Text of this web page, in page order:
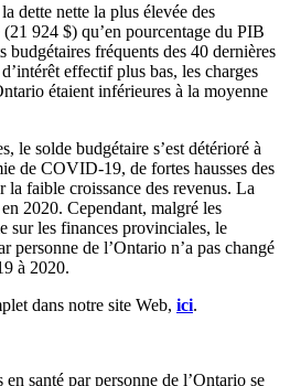
dette nette la plus élevée des
924 $) qu’en pourcentage du PIB
budgétaires fréquents des 40 dernières
effectif plus bas, les charges
étaient inférieures à la moyenne
le solde budgétaire s’est détérioré à
de COVID-19, de fortes hausses des
la faible croissance des revenus. La
2020. Cependant, malgré les
sur les finances provinciales, le
personne de l’Ontario n’a pas changé
à 2020.
dans notre site Web, ici.
en santé par personne de l’Ontario se